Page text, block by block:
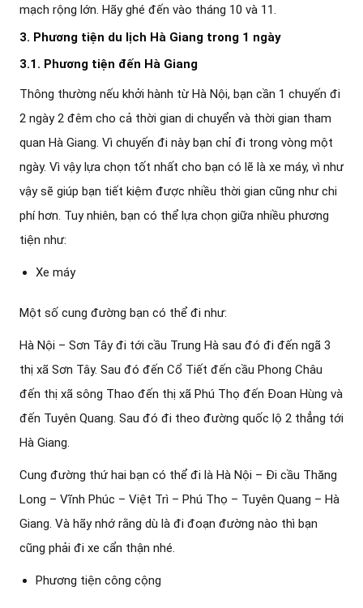
mạch rộng lớn. Hãy ghé đến vào tháng 10 và 11.
3. Phương tiện du lịch Hà Giang trong 1 ngày
3.1. Phương tiện đến Hà Giang
Thông thường nếu khởi hành từ Hà Nội, bạn cần 1 chuyến đi
2 ngày 2 đêm cho cả thời gian di chuyển và thời gian tham
quan Hà Giang. Vì chuyến đi này bạn chỉ đi trong vòng một
ngày. Vì vậy lựa chọn tốt nhất cho bạn có lẽ là xe máy, vì như
vậy sẽ giúp bạn tiết kiệm được nhiều thời gian cũng như chi
phí hơn. Tuy nhiên, bạn có thể lựa chọn giữa nhiều phương
tiện như:
Xe máy
Một số cung đường bạn có thể đi như:
Hà Nội – Sơn Tây đi tới cầu Trung Hà sau đó đi đến ngã 3
thị xã Sơn Tây. Sau đó đến Cổ Tiết đến cầu Phong Châu
đến thị xã sông Thao đến thị xã Phú Thọ đến Đoan Hùng và
đến Tuyên Quang. Sau đó đi theo đường quốc lộ 2 thẳng tới
Hà Giang.
Cung đường thứ hai bạn có thể đi là Hà Nội – Đi cầu Thăng
Long – Vĩnh Phúc – Việt Trì – Phú Thọ – Tuyên Quang – Hà
Giang. Và hãy nhớ rằng dù là đi đoạn đường nào thì bạn
cũng phải đi xe cẩn thận nhé.
Phương tiện công cộng